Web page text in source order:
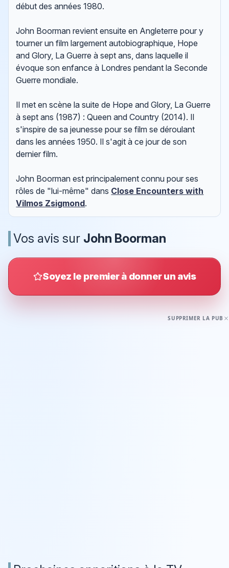
début des années 1980.
John Boorman revient ensuite en Angleterre pour y
tourner un film largement autobiographique, Hope
and Glory, La Guerre à sept ans, dans laquelle il
évoque son enfance à Londres pendant la Seconde
Guerre mondiale.
Il met en scène la suite de Hope and Glory, La Guerre
à sept ans (1987) : Queen and Country (2014). Il
s'inspire de sa jeunesse pour se film se déroulant
dans les années 1950. Il s'agit à ce jour de son
dernier film.
John Boorman est principalement connu pour ses
rôles de "lui-même" dans Close Encounters with
Vilmos Zsigmond.
Vos avis sur John Boorman
Soyez le premier à donner un avis
SUPPRIMER LA PUB